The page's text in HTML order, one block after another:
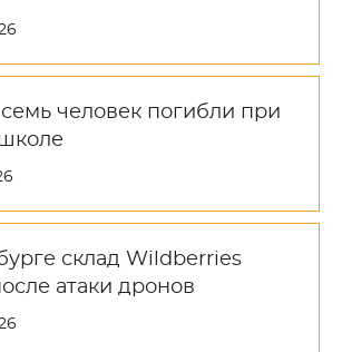
человек погибли при
склад Wildberries
атаки дронов